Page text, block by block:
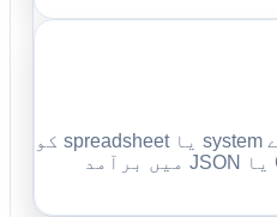
جب آپ ریکارڈ کسی دوسرے system یا spreadsheet کو
دینا چاہیں تو اسے CSV یا JSON میں برآمد